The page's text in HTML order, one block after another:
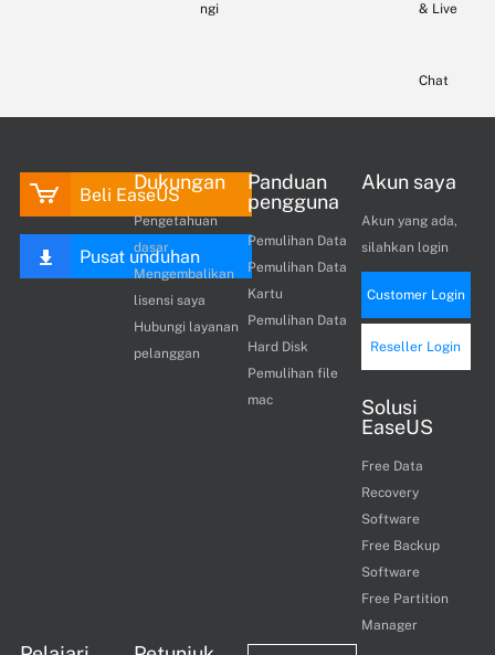
ngi & Live
Chat
Beli EaseUS
Pusat unduhan
Dukungan
Pengetahuan
dasar
Mengembalikan
lisensi saya
Hubungi layanan
pelanggan
Panduan
pengguna
Pemulihan Data
Pemulihan Data
Kartu
Pemulihan Data
Hard Disk
Pemulihan file
mac
Akun saya
Akun yang ada,
silahkan login
Customer Login
Reseller Login
Solusi
EaseUS
Free Data
Recovery
Software
Free Backup
Software
Free Partition
Manager